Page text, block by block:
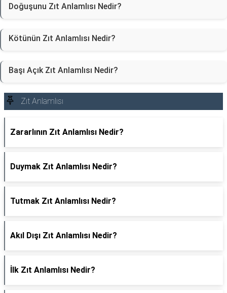
Doğuşunu Zıt Anlamlısı Nedir?
Kötünün Zıt Anlamlısı Nedir?
Başı Açık Zıt Anlamlısı Nedir?
Zıt Anlamlısı
Zararlının Zıt Anlamlısı Nedir?
Duymak Zıt Anlamlısı Nedir?
Tutmak Zıt Anlamlısı Nedir?
Akıl Dışı Zıt Anlamlısı Nedir?
İlk Zıt Anlamlısı Nedir?